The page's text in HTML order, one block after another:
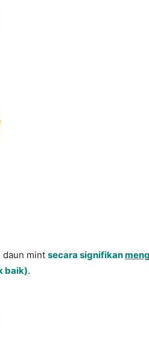
daun mint secara signifikan
baik).